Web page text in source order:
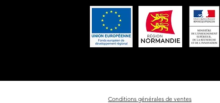
Conditions générales de ventes